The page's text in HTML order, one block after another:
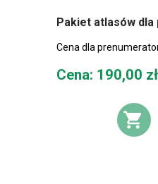
Pakiet atlasów dla
Cena dla
Cena
Cena: 190,00 zł